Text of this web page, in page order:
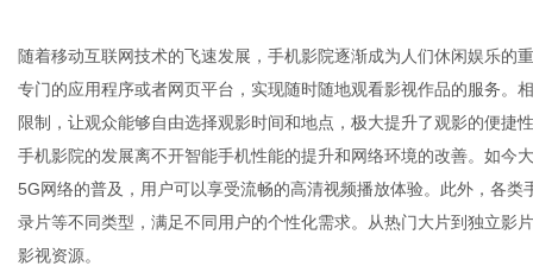
随着移动互联网技术的飞速发展，手机影院逐渐成为人们休闲娱乐的
专门的应用程序或者网页平台，实现随时随地观看影视作品的服务。
限制，让观众能够自由选择观影时间和地点，极大提升了观影的便捷
手机影院的发展离不开智能手机性能的提升和网络环境的改善。如今
5G网络的普及，用户可以享受流畅的高清视频播放体验。此外，各
录片等不同类型，满足不同用户的个性化需求。从热门大片到独立影
影视资源。